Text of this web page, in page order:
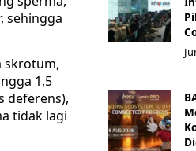
sehingga
skrotum,
1,5
deferens),
tidak lagi